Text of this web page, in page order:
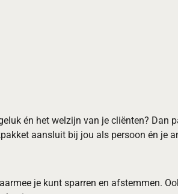
én het welzijn van je cliënten? Dan
aansluit bij jou als persoon én je
je kunt sparren en afstemmen.